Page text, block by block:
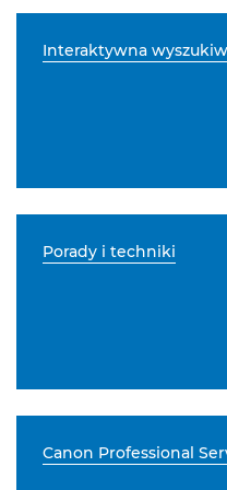
Interaktywna
Porady i techniki
Canon Professional